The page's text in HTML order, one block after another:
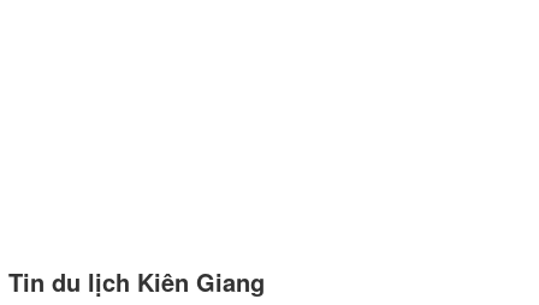
Tin du lịch Kiên Giang